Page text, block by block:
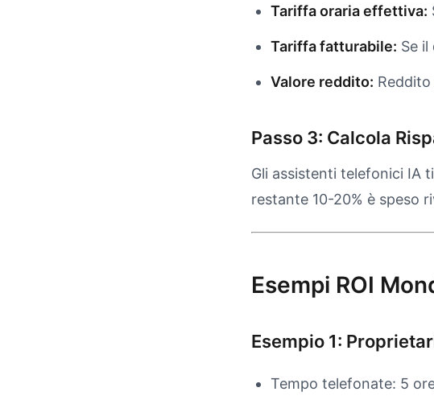
Tariffa oraria effettiva:
Tariffa fatturabile: Se
Valore reddito:
Passo 3: Calcola
Gli assistenti telefonici IA
restante 10-20% è speso
Esempi ROI
Esempio 1:
Tempo telefonate: 5